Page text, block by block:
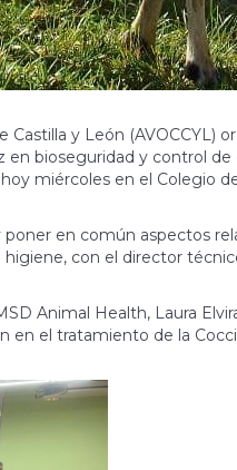
y León (AVOCCYL)
bioseguridad y control
miércoles en el Colegio
en común aspectos
con el director
Animal Health, Laura
en el tratamiento de la